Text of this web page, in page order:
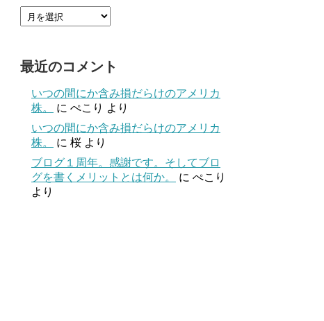
最近のコメント
いつの間にか含み損だらけのアメリカ
株。
に ぺこり より
いつの間にか含み損だらけのアメリカ
株。
に 桜 より
ブログ１周年。感謝です。そしてブロ
グを書くメリットとは何か。
に ぺこり
より